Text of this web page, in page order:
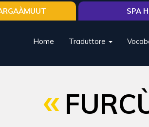
Home Traduttore
SPA H